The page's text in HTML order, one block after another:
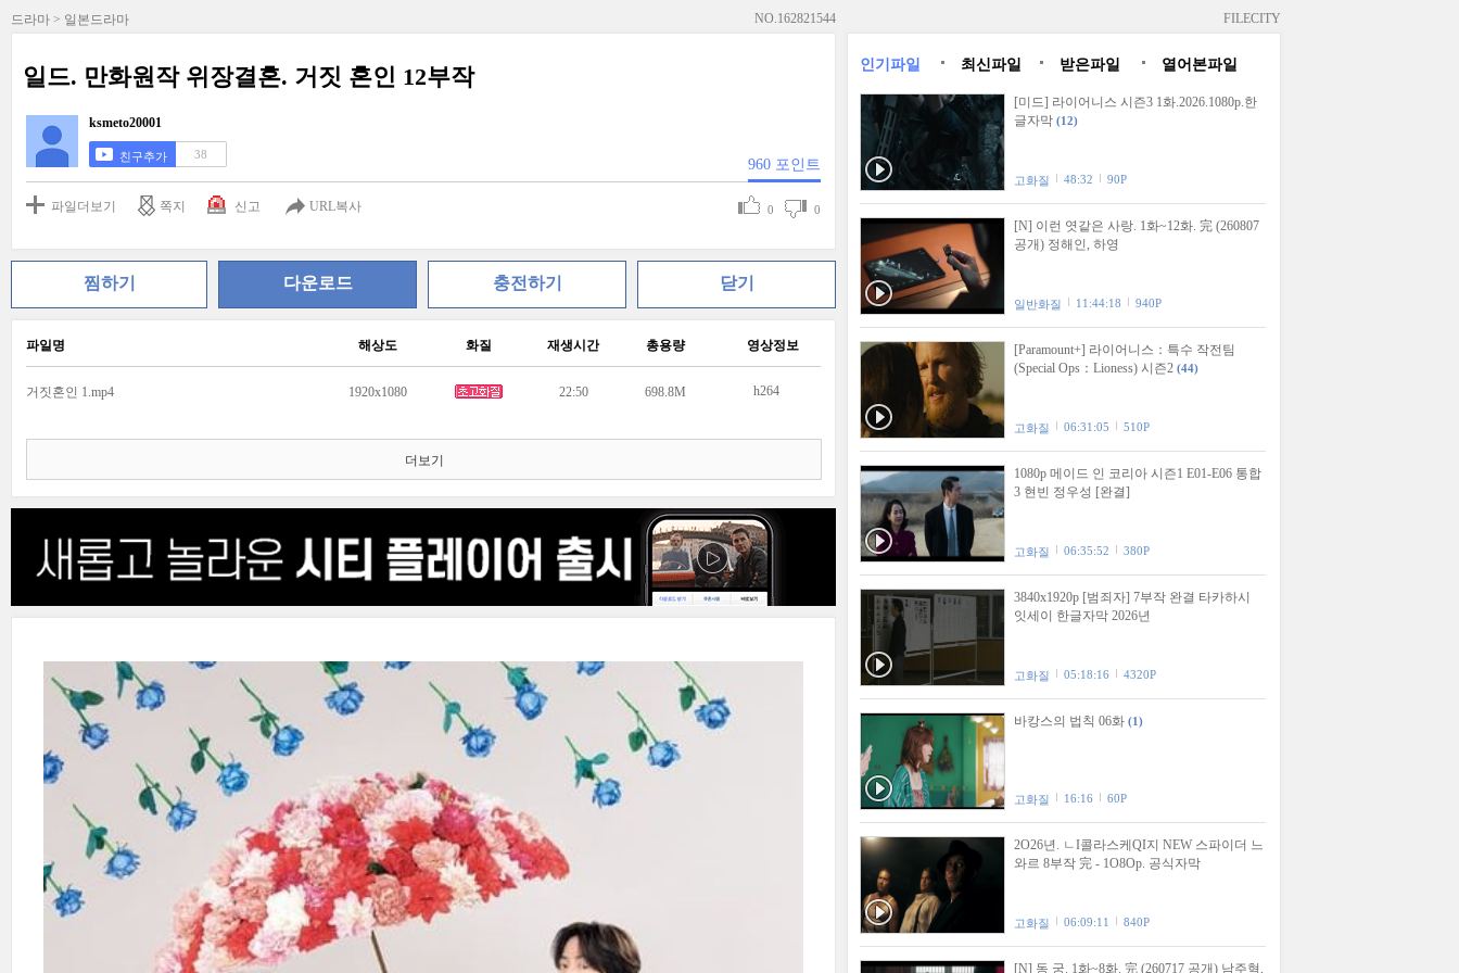
드라마 > 일본드라마 NO.162821544
일드. 만화원작 위장결혼. 거짓 혼인 12부작
ksmeto20001
친구추가 38
960 포인트
파일더보기 쪽지 신고 URL복사 0 0
찜하기 다운로드 충전하기 닫기
파일명 해상도 화질 재생시간 총용량 영상정보
거짓혼인 1.mp4 1920x1080 22:50 698.8M h264
더보기
FILECITY
인기파일 최신파일 받은파일 열어본파일
[미드] 라이어니스 시즌3 1화.2026.1080p.한
글자막 (12)
고화질 48:32 90P
[N] 이런 엿같은 사랑. 1화~12화. 完 (260807
공개) 정해인, 하영
일반화질 11:44:18 940P
[Paramount+] 라이어니스：특수 작전팀
(Special Ops：Lioness) 시즌2 (44)
고화질 06:31:05 510P
1080p 메이드 인 코리아 시즌1 E01-E06 통합
3 현빈 정우성 [완결]
고화질 06:35:52 380P
3840x1920p [범죄자] 7부작 완결 타카하시
잇세이 한글자막 2026년
고화질 05:18:16 4320P
바캉스의 법칙 06화 (1)
고화질 16:16 60P
2O26년. ㄴI콜라스케QI지 NEW 스파이더 느
와르 8부작 完 - 1O8Op. 공식자막
고화질 06:09:11 840P
[N] 동 궁. 1화~8화. 完 (260717 공개) 남주혁,